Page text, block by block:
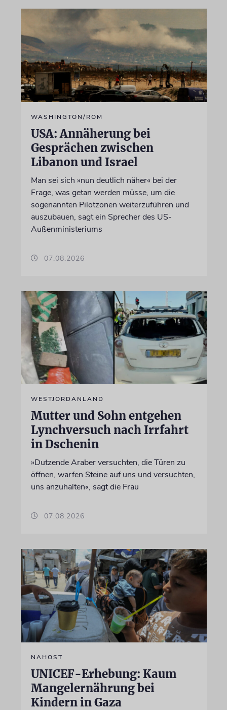
WASHINGTON/ROM
USA: Annäherung bei
Gesprächen zwischen
Libanon und Israel
Man sei sich »nun deutlich näher« bei der
Frage, was getan werden müsse, um die
sogenannten Pilotzonen weiterzuführen und
auszubauen, sagt ein Sprecher des US-
Außenministeriums
07.08.2026
WESTJORDANLAND
Mutter und Sohn entgehen
Lynchversuch nach Irrfahrt
in Dschenin
»Dutzende Araber versuchten, die Türen zu
öffnen, warfen Steine auf uns und versuchten,
uns anzuhalten«, sagt die Frau
07.08.2026
NAHOST
UNICEF-Erhebung: Kaum
Mangelernährung bei
Kindern in Gaza